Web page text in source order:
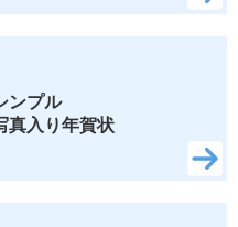
ンプル
真入り年賀状